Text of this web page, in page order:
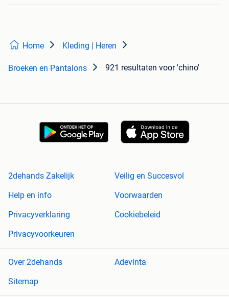
Home Kleding | Heren
Broeken en Pantalons 921 resultaten voor 'chino'
2dehands Zakelijk
Veilig en Succesvol
Help en info
Voorwaarden
Privacyverklaring
Cookiebeleid
Privacyvoorkeuren
Over 2dehands
Adevinta
Sitemap